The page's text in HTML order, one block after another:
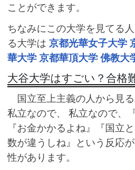
ことができます。
ちなみにこの大学を見てる
る大学は 京都光華女子大学
華大学京都華頂大学佛教大
大谷大学はすごい？合格
国立至上主義の人から見
私立なので、 私立なので、
『お金かかるよね』『国立
数が違うしね』という反応
性があります。